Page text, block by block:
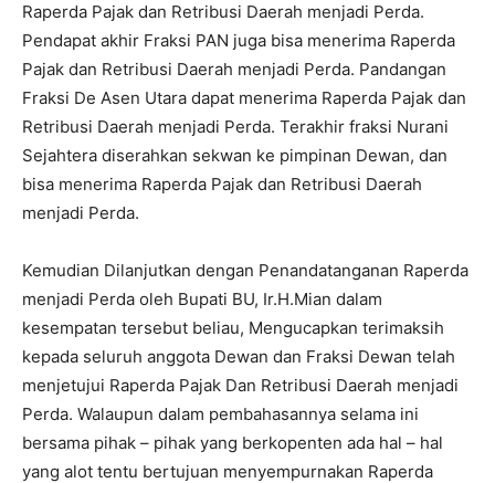
Raperda Pajak dan Retribusi Daerah menjadi Perda.
Pendapat akhir Fraksi PAN juga bisa menerima Raperda
Pajak dan Retribusi Daerah menjadi Perda. Pandangan
Fraksi De Asen Utara dapat menerima Raperda Pajak dan
Retribusi Daerah menjadi Perda. Terakhir fraksi Nurani
Sejahtera diserahkan sekwan ke pimpinan Dewan, dan
bisa menerima Raperda Pajak dan Retribusi Daerah
menjadi Perda.
Kemudian Dilanjutkan dengan Penandatanganan Raperda
menjadi Perda oleh Bupati BU, Ir.H.Mian dalam
kesempatan tersebut beliau, Mengucapkan terimaksih
kepada seluruh anggota Dewan dan Fraksi Dewan telah
menjetujui Raperda Pajak Dan Retribusi Daerah menjadi
Perda. Walaupun dalam pembahasannya selama ini
bersama pihak – pihak yang berkopenten ada hal – hal
yang alot tentu bertujuan menyempurnakan Raperda